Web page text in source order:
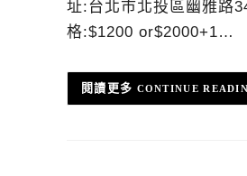
址:台北市北投區幽雅路
格:$1200 or$2000+1…
CONTINUE